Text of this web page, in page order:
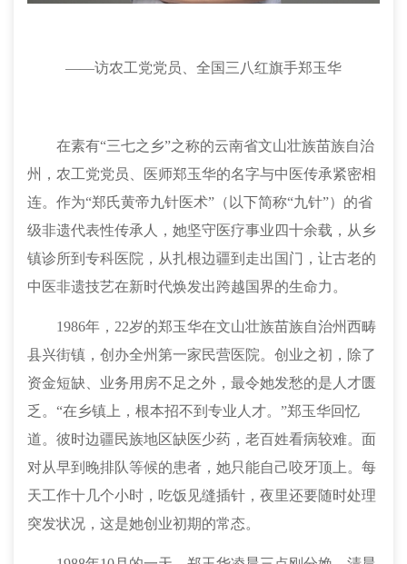
——访农工党党员、 全国三八红旗手郑玉华
在素有“三七之乡”之称的云南省文山壮族苗族自治
州 ，农工党党员、医师郑玉华的名字与中医传承紧密相
连。作为“郑氏黄帝九针医术”（ 以下简称“九针”）的省
级非遗代表性传承人，她坚守医疗事业四十余载，从乡
镇诊所到专科医院，从扎根边疆到走出国门，让古老的
中医非遗技艺在新时代焕发出跨越国界的生命力。
1986年，22岁的郑玉华在文山壮族苗族自治州西畴
县兴街镇，创办全州第一家民营医院。创业之初， 除了
资金短缺、业务用房不足之外 ，最令她发愁的是人才匮
乏。 “在乡镇上，根本招不到专业人才。”郑玉华回忆
道。彼时边疆民族地区缺医少药，老百姓看病较难。面
对从早到晚排队等候的患者，她只能自己咬牙顶上。每
天工作十几个小时，吃饭见缝插针，夜里还要随时处理
突发状况，这是她创业初期的常态。